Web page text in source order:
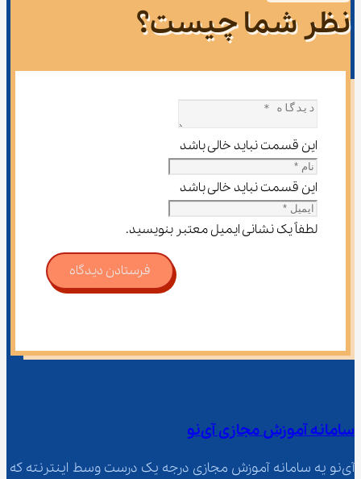
نظر شما چیست؟
این قسمت نباید خالی باشد
این قسمت نباید خالی باشد
لطفاً یک نشانی ایمیل معتبر بنویسید.
فرستادن دیدگاه
سامانه آموزش مجازی آی‌نو
آی‌نو یه سامانه آموزش مجازی درجه یک درست وسط اینترنته که